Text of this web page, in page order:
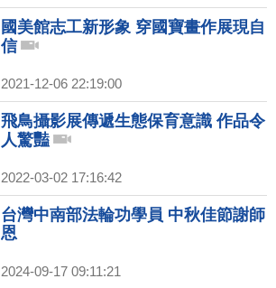
國美館志工新形象 穿國寶畫作展現自
信
2021-12-06 22:19:00
飛鳥攝影展傳遞生態保育意識 作品令
人驚豔
2022-03-02 17:16:42
台灣中南部法輪功學員 中秋佳節謝師
恩
2024-09-17 09:11:21